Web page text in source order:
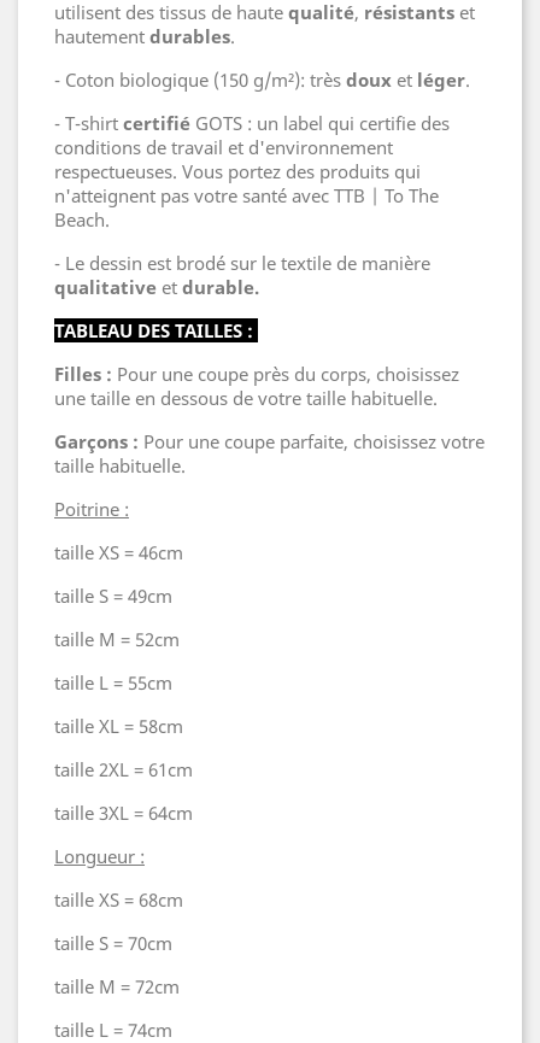
utilisent des tissus de haute qualité, résistants et
hautement durables.
- Coton biologique (150 g/m²): très doux et léger.
- T-shirt certifié GOTS : un label qui certifie des
conditions de travail et d'environnement
respectueuses. Vous portez des produits qui
n'atteignent pas votre santé avec TTB | To The
Beach.
- Le dessin est brodé sur le textile de manière
qualitative et durable.
TABLEAU DES TAILLES :
Filles : Pour une coupe près du corps, choisissez
une taille en dessous de votre taille habituelle.
Garçons : Pour une coupe parfaite, choisissez votre
taille habituelle.
Poitrine :
taille XS = 46cm
taille S = 49cm
taille M = 52cm
taille L = 55cm
taille XL = 58cm
taille 2XL = 61cm
taille 3XL = 64cm
Longueur :
taille XS = 68cm
taille S = 70cm
taille M = 72cm
taille L = 74cm